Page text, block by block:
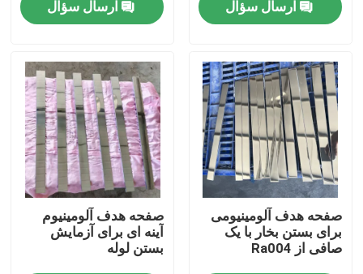
درباره ما
تور کارخانه
کنترل کیفیت
با ما تماس بگیرید
اخبار
ارسال سؤال
ارسال سؤال
صفحه هدف آلومینیومی
برای بستن بخار با یک
صافی از Ra004
صفحه هدف آلومینیوم
آینه ای برای آزمایش
بستن لوله